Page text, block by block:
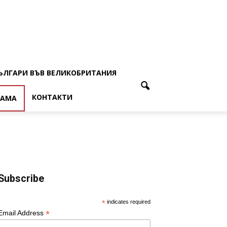
ВЪВ ВЕЛИКОБРИТАНИЯ
КОНТАКТИ
* indicates required
Address *